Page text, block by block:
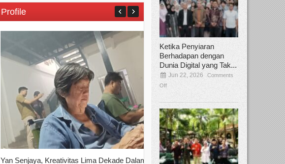
Profile
Yan Senjaya, Kreativitas Lima Dekade Dalam
Tamee Irelly Menjadi Juri Open
Ketika Penyiaran
Berhadapan dengan
Dunia Digital yang Tak...
Jun 22, 2026
Comments
Off